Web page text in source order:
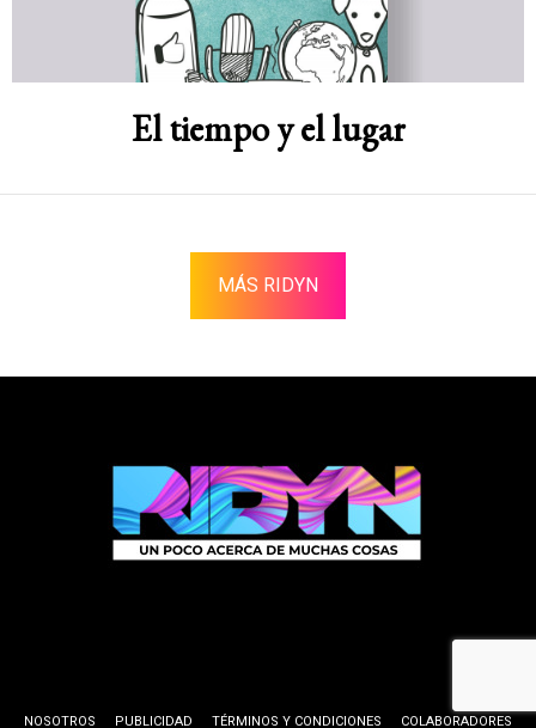
El tiempo y el lugar
MÁS RIDYN
NOSOTROS PUBLICIDAD TÉRMINOS Y CONDICIONES COLABORADORES